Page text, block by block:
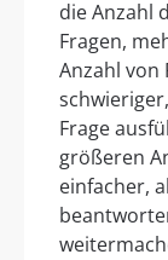
die Anzahl
Fragen,
Anzahl von
Frage
größeren
einfacher,